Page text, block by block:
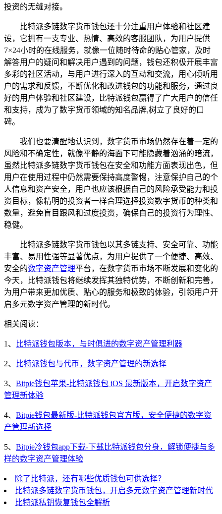
投资的无缝对接。
比特派多链数字货币钱包还十分注重用户体验和社区建
设，它拥有一支专业、热情、高效的客服团队，为用户提供
7×24小时的在线服务，就像一位随时待命的贴心管家，及时
解答用户的疑问和解决用户遇到的问题，钱包还积极开展丰富
多彩的社区活动，与用户进行深入的互动和交流，用心倾听用
户的需求和反馈，不断优化和改进钱包的功能和服务，通过良
好的用户体验和社区建设，比特派钱包赢得了广大用户的信任
和支持，成为了数字货币领域的知名品牌,树立了良好的口
碑。
我们也要清醒地认识到，数字货币市场仍然存在着一定的
风险和不确定性，就像平静的海面下可能隐藏着汹涌的暗流，
虽然比特派多链数字货币钱包在安全和功能方面表现出色，但
用户在使用过程中仍然需要保持高度警惕，注意保护自己的个
人信息和资产安全，用户也应该根据自己的风险承受能力和投
资目标，像精明的投资者一样合理选择投资数字货币的种类和
数量，避免盲目跟风和过度投资，确保自己的投资行为理性、
稳健。
比特派多链数字货币钱包以其多链支持、安全可靠、功能
丰富、易用性强等显著优点，为用户提供了一个便捷、高效、
安全的数字资产管理平台，在数字货币市场不断发展和变化的
今天，比特派钱包将继续发挥其独特优势，不断创新和完善，
为用户带来更加优质、贴心的服务和极致的体验，引领用户开
启多元数字资产管理的新时代。
相关阅读：
1、 比特派钱包版本，与时俱进的数字资产管理利器
2、 比特派钱包与代币，数字资产管理的新选择
3、 Bitpie钱包苹果-比特派钱包 iOS 最新版本，开启数字资产
管理新体验
4、 Bitpie钱包最新版-比特派钱包官方版，安全便捷的数字资
产管理新选择
5、 Bitpie冷钱包app下载-下载比特派钱包分身，解锁便捷与多
样的数字资产管理体验
除了比特派，还有哪些优质钱包可供选择？
比特派多链数字货币钱包，开启多元数字资产管理新时代
比特派私钥恢复钱包全解析